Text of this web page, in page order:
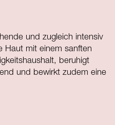
und zugleich intensiv
Haut mit einem sanften
beruhigt
und bewirkt zudem eine